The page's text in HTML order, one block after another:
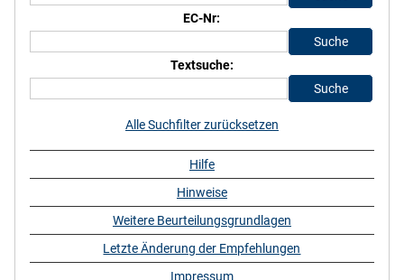
EC-Nr:
Textsuche:
Alle Suchfilter zurücksetzen
Hilfe
Hinweise
Weitere Beurteilungsgrundlagen
Letzte Änderung der Empfehlungen
Impressum